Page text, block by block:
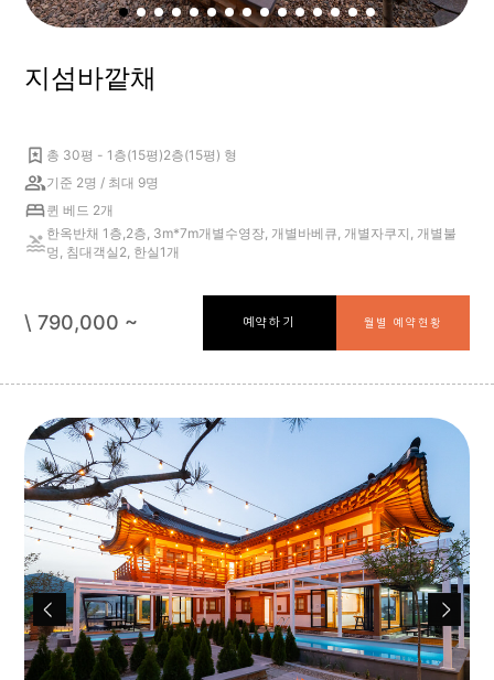
지섬바깥채
총 30평 - 1층(15평)2층(15평) 형
기준 2명 / 최대 9명
퀸 베드 2개
한옥반채 1층,2층, 3m*7m개별수영장, 개별바베큐, 개별자쿠지, 개별불
멍, 침대객실2, 한실1개
\ 790,000 ~ 예약하기 월별 예약현황